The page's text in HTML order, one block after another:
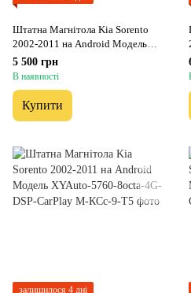
Штатна Магнітола Kia Sorento
2002-2011 на Android Модель
JAC-3GWiFi
5 500 грн
В наявності
Купити
залишилося 4 дні